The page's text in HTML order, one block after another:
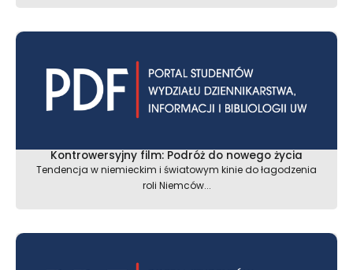
Kontrowersyjny film: Podróż do nowego życia
Tendencja w niemieckim i światowym kinie do łagodzenia
roli Niemców...